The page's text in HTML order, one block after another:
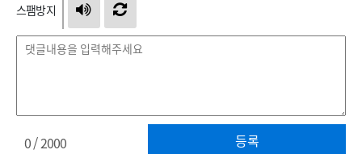
스팸방지
등록
0/ 2000